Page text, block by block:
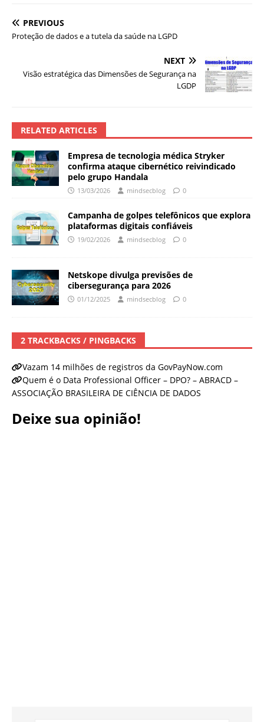
PREVIOUS
Proteção de dados e a tutela da saúde na LGPD
NEXT
Visão estratégica das Dimensões de Segurança na
LGDP
RELATED ARTICLES
Empresa de tecnologia médica Stryker
confirma ataque cibernético reivindicado
pelo grupo Handala
13/03/2026 mindsecblog 0
Campanha de golpes telefônicos que explora
plataformas digitais confiáveis
19/02/2026 mindsecblog 0
Netskope divulga previsões de
cibersegurança para 2026
01/12/2025 mindsecblog 0
2 TRACKBACKS / PINGBACKS
Vazam 14 milhões de registros da GovPayNow.com
Quem é o Data Professional Officer – DPO? – ABRACD –
ASSOCIAÇÃO BRASILEIRA DE CIÊNCIA DE DADOS
Deixe sua opinião!